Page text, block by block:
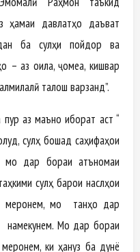
ҳамаи давлатҳо даъват
ба сулҳи пойдор ва
– аз оила, ҷомеа, кишвар
талош варзанд”.
аз маъно иборат аст “
сулҳ бошад саҳифаҳои
дар бораи Қатъномаи
сулҳ барои наслҳои
меронем, мо танҳо дар
намекунем. Мо дар бораи
ки ҳануз ба дунё